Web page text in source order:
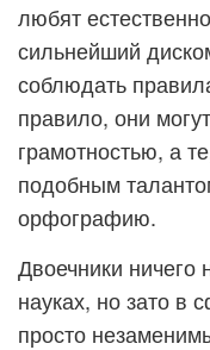
любят
сильнейший
соблюдать
правило, они
грамотностью, а
подобным
орфографию.
Двоечники ничего
науках, но зато в
просто